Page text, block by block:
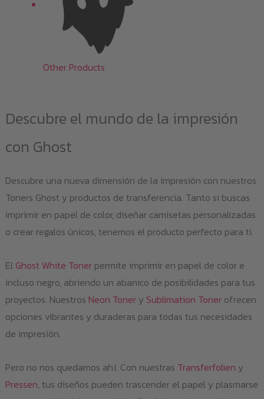
Other Products
Descubre el mundo de la impresión
con Ghost
Descubre una nueva dimensión de la impresión con nuestros
Toners Ghost y productos de transferencia. Tanto si buscas
imprimir en papel de color, diseñar camisetas personalizadas
o crear regalos únicos, tenemos el producto perfecto para ti.
El Ghost White Tonerpermite imprimir en papel de color e
incluso negro, abriendo un abanico de posibilidades para tus
proyectos. Nuestros Neon Tonery Sublimation Tonerofrecen
opciones vibrantes y duraderas para todas tus necesidades
de impresión.
Pero no nos quedamos ahí. Con nuestras Transferfolien y
Pressen, tus diseños pueden trascender el papel y plasmarse